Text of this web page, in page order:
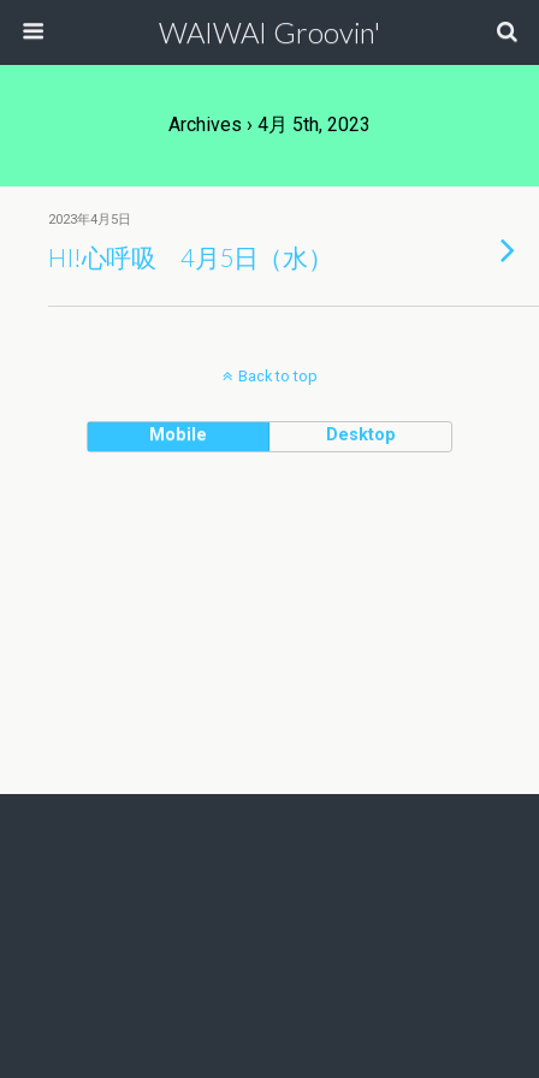
WAIWAI Groovin'
Archives › 4月 5th, 2023
2023年4月5日
HI!心呼吸 4月5日（水）
Back to top
Mobile Desktop